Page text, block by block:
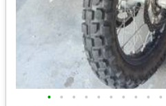
• • • • • • • • • •